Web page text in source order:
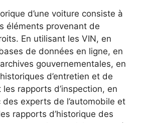
d’une voiture consiste à
éléments provenant de
En utilisant les VIN, en
de données en ligne, en
gouvernementales, en
d’entretien et de
rapports d’inspection, en
experts de l’automobile et
rapports d’historique des